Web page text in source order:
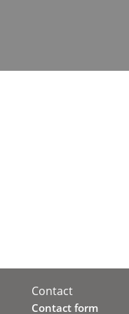
Contact
Contact form